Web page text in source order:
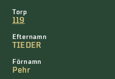
Torp
119
Efternamn
TIEDER
Förnamn
Pehr